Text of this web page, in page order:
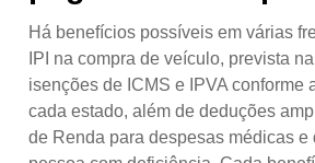
Há benefícios possíveis em várias
IPI na compra de veículo, prevista
isenções de ICMS e IPVA conforme
cada estado, além de deduções
de Renda para despesas médicas e